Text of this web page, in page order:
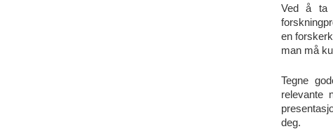
Ved å ta
en
man må
Tegne
relevante
deg.